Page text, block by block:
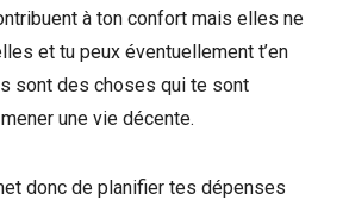
à ton confort mais elles ne
et tu peux éventuellement t’en
sont des choses qui te sont
une vie décente.
donc de planifier tes dépenses